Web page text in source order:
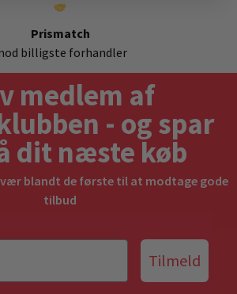
Prismatch
billigste forhandler
medlem af
- og spar
dit næste køb
blandt de første til at modtage gode
tilbud
Tilmeld